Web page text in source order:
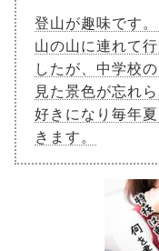
登山が趣味です
山の山に連れて
したが、中学校
見た景色が忘れ
好きになり毎年
きます。